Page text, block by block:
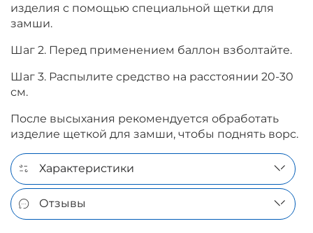
изделия с помощью специальной щетки для
замши.
Шаг 2. Перед применением баллон взболтайте.
Шаг 3. Распылите средство на расстоянии 20-30
см.
После высыхания рекомендуется обработать
изделие щеткой для замши, чтобы поднять ворс.
Характеристики
Отзывы